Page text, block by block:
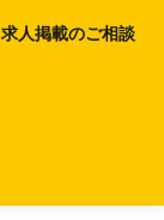
求人掲載のご相談